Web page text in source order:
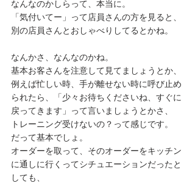
なんなのかしらって、本当に。
「気付いてー」って店員さんの方を見ると、
別の店員さんとおしゃべりしてるとかね。
なんかさ、なんなのかね。
基本お客さんを注意して見てましょうとか、
例えば忙しい時、手が離せない時に呼び止め
られたら、「少々お待ちくださいね、すぐに
戻ってきます」って言いましょうとかさ、
トレーニング受けないの？って感じです。
だって基本でしょ。
オーダーを取って、そのオーダーをキッチン
に通しに行くってシチュエーションだったと
しても、